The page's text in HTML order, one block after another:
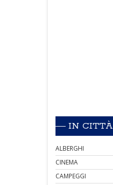
IN CITTÀ
ALBERGHI
CINEMA
CAMPEGGI